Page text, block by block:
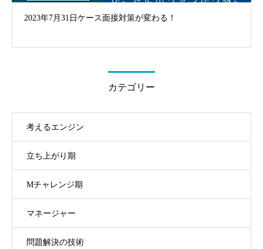
考えるエンジン講座の「無料相談」から始まる「健やか
カテゴリー
考えるエンジン
立ち上がり期
Mチャレンジ期
マネージャー
問題解決の技術